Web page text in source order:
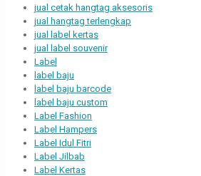
jual cetak hangtag aksesoris
jual hangtag terlengkap
jual label kertas
jual label souvenir
Label
label baju
label baju barcode
label baju custom
Label Fashion
Label Hampers
Label Idul Fitri
Label Jilbab
Label Kertas